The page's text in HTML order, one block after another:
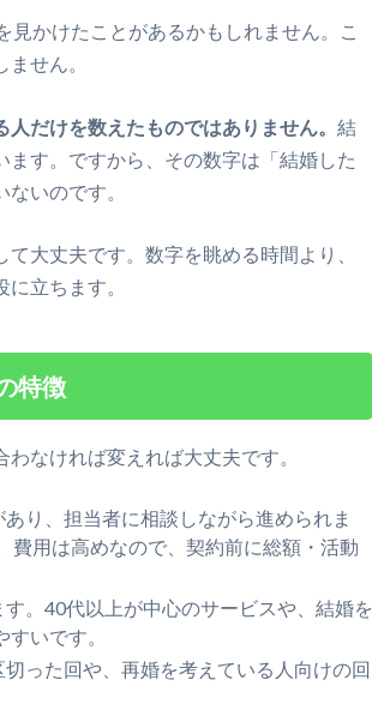
見かけたことがあるかもしれません。こ
せん。
人だけを数えたものではありません。 結
す。ですから、その数字は「結婚した
いのです。
大丈夫です。数字を眺める時間より、
立ちます。
特徴
なければ変えれば大丈夫です。
り、担当者に相談しながら進められま
費用は高めなので、契約前に総額・活動
。40代以上が中心のサービスや、結婚を
いです。
った回や、再婚を考えている人向けの回